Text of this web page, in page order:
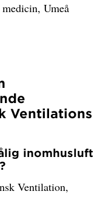
Umeå
Ventilations
inomhusluft
Ventilation,